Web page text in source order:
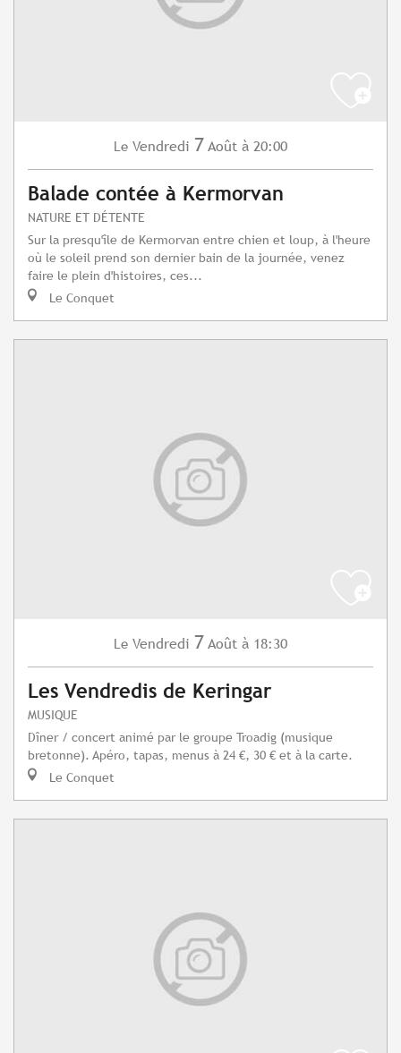
Le Vendredi 7 Août à 20:00
Balade contée à Kermorvan
NATURE ET DÉTENTE
Sur la presqu'île de Kermorvan entre chien et loup, à l'heure
où le soleil prend son dernier bain de la journée, venez
faire le plein d'histoires, ces...
Le Conquet
Le Vendredi 7 Août à 18:30
Les Vendredis de Keringar
MUSIQUE
Dîner / concert animé par le groupe Troadig (musique
bretonne). Apéro, tapas, menus à 24 €, 30 € et à la carte.
Le Conquet